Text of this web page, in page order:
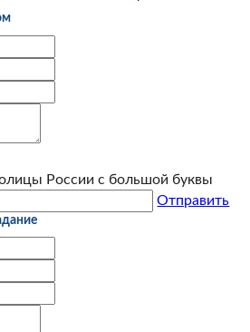
России с большой буквы
Отправить